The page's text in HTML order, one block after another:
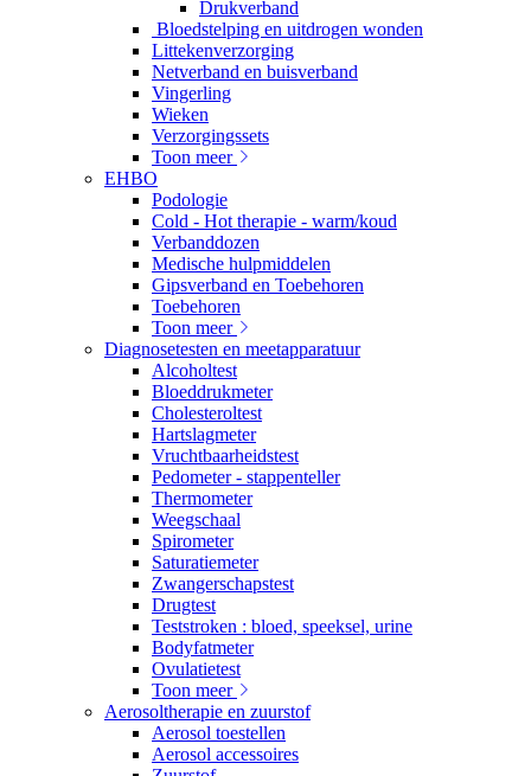
Drukverband
Bloedstelping en uitdrogen wonden
Littekenverzorging
Netverband en buisverband
Vingerling
Wieken
Verzorgingssets
Toon meer
EHBO
Podologie
Cold - Hot therapie - warm/koud
Verbanddozen
Medische hulpmiddelen
Gipsverband en Toebehoren
Toebehoren
Toon meer
Diagnosetesten en meetapparatuur
Alcoholtest
Bloeddrukmeter
Cholesteroltest
Hartslagmeter
Vruchtbaarheidstest
Pedometer - stappenteller
Thermometer
Weegschaal
Spirometer
Saturatiemeter
Zwangerschapstest
Drugtest
Teststroken : bloed, speeksel, urine
Bodyfatmeter
Ovulatietest
Toon meer
Aerosoltherapie en zuurstof
Aerosol toestellen
Aerosol accessoires